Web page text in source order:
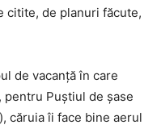
citite, de planuri făcute,
de vacanță în care
Puștiul de șase
căruia îi face bine aerul